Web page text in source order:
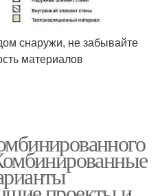
снаружи, не забывайте
материалов